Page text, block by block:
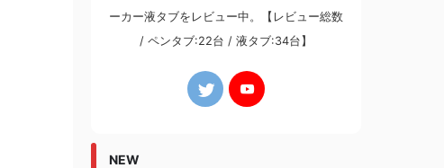
ーカー液タブをレビュー中。【レビュー総数
/ ペンタブ:22台 / 液タブ:34台】
NEW